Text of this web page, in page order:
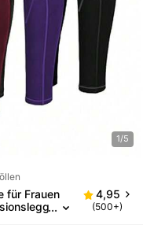
1/5
für Frauen
4,95
(500+)